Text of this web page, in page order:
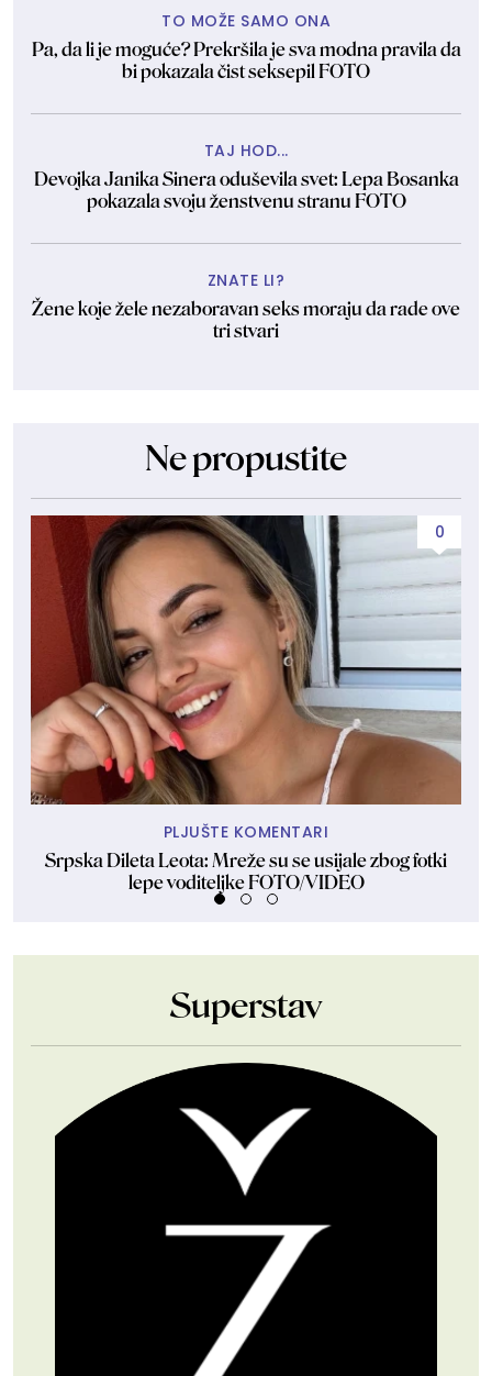
TO MOŽE SAMO ONA
Pa, da li je moguće? Prekršila je sva modna pravila da
bi pokazala čist seksepil FOTO
TAJ HOD...
Devojka Janika Sinera oduševila svet: Lepa Bosanka
pokazala svoju ženstvenu stranu FOTO
ZNATE LI?
Žene koje žele nezaboravan seks moraju da rade ove
tri stvari
Ne propustite
0
PLJUŠTE KOMENTARI
Srpska Dileta Leota: Mreže su se usijale zbog fotki
lepe voditeljke FOTO/VIDEO
Superstav